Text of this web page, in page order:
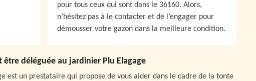
pour tous ceux qui sont dans le 36160. Alors,
n’hésitez pas à le contacter et de l’engager pour
démousser votre gazon dans la meilleure condition.
déléguée au jardinier Plu Elagage
est un prestataire qui propose de vous aider dans le cadre de la tonte